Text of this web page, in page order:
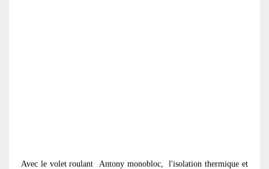
Avec le volet roulant
Antony monobloc, l'isolation thermique et